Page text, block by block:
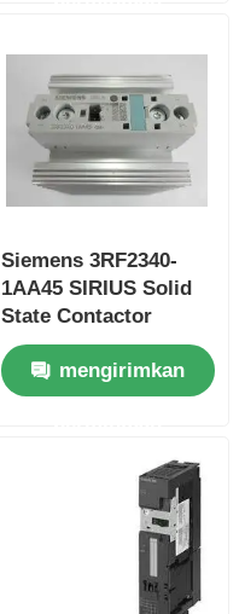
Siemens 3RF2340-
1AA45 SIRIUS Solid
State Contactor
mengirimkan